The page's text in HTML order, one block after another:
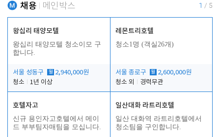
채용 메인박스 1 / 5
왕십리 태양모텔
왕십리 태양모텔 청소이모 구
합니다.
서울 성동구 월 2,940,000원
청소
1년 이상
레몬트리호텔
청소1명 (객실26개)
서울 종로구 월 2,600,000원
청소 외
경력무관
호텔자고
신규 용인자고호텔에서 메이
드 부부팀자매팀을 모십니다.
일산대화 라트리호텔
일산 대화역 라트리호텔에서
청소팀을 구인합니다.